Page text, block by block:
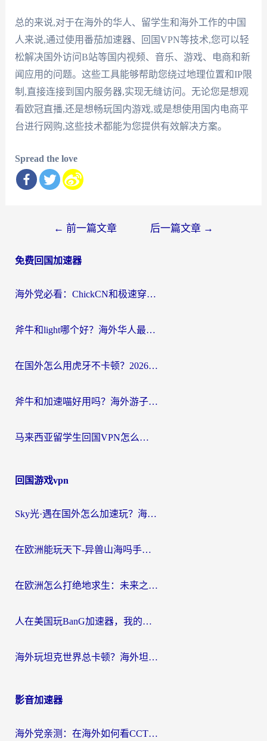
总的来说,对于在海外的华人、留学生和海外工作的中国
人来说,通过使用番茄加速器、回国VPN等技术,您可以轻
松解决国外访问B站等国内视频、音乐、游戏、电商和新
闻应用的问题。这些工具能够帮助您绕过地理位置和IP限
制,直接连接到国内服务器,实现无缝访问。无论您是想观
看欧冠直播,还是想畅玩国内游戏,或是想使用国内电商平
台进行网购,这些技术都能为您提供有效解决方案。
Spread the love
导
← 前一篇文章 后一篇文章 →
免费回国加速器
海外党必看：ChickCN和极速穿梭VPN好用吗？3招教你选对回国加速器无缝刷国内资源
斧牛和light哪个好？海外华人最关心的回国加速器选择难题，一篇讲透
在国外怎么用虎牙不卡顿？2026海外华人亲测有效的回国加速器选择指南
斧牛和加速喵好用吗？海外游子的真实选择困境
马来西亚留学生回国VPN怎么选？3个避坑点+1款实测好用的加速器推荐
回国游戏vpn
Sky光·遇在国外怎么加速玩？海外党亲测有效的国服游戏加速指南
在欧洲能玩天下-异兽山海吗手游？海外玩家的加速器生存指南
在欧洲怎么打绝地求生：未来之役不卡？留学生亲测的加速器避坑指南
人在美国玩BanG加速器，我的延迟终于绿了
海外玩坦克世界总卡顿？海外坦克世界加速器有哪些？实测好用的选择在这里
影音加速器
海外党亲测：在海外如何看CCTV？告别“仅限大陆播放”的实用指南